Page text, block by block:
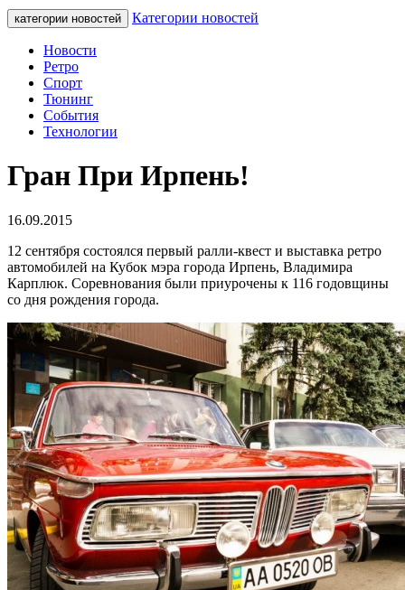
категории новостей Категории новостей
Новости
Ретро
Спорт
Тюнинг
События
Технологии
Гран При Ирпень!
16.09.2015
12 сентября состоялся первый ралли-квест и выставка ретро
автомобилей на Кубок мэра города Ирпень, Владимира
Карплюк. Соревнования были приурочены к 116 годовщины
со дня рождения города.